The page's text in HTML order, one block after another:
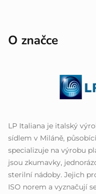
O značce
LP Italiana je italský
sídlem v Miláně,
specializuje na výrobu
jsou zkumavky,
sterilní nádoby. Jejich
ISO norem a vyznačují